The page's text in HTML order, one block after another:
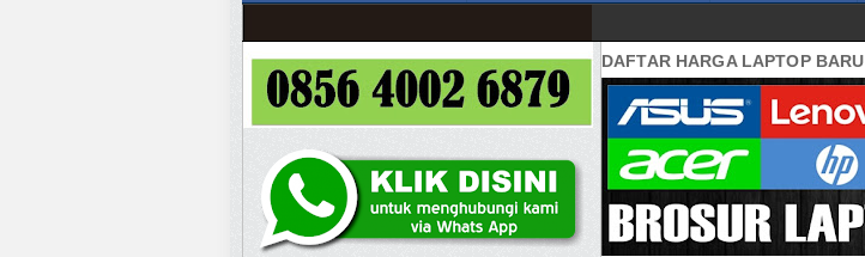
DAFTAR HARGA LAPTOP BARU